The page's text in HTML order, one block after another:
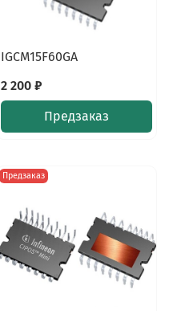
IGCM15F60GA
2 200 ₽
Предзаказ
Предзаказ